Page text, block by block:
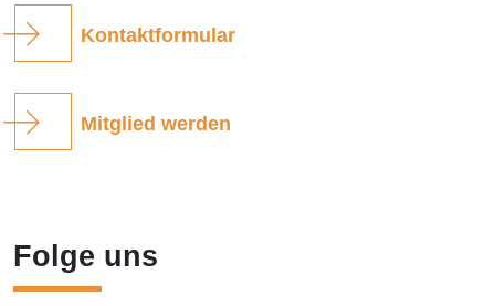
Kontaktformular
Mitglied werden
Folge uns